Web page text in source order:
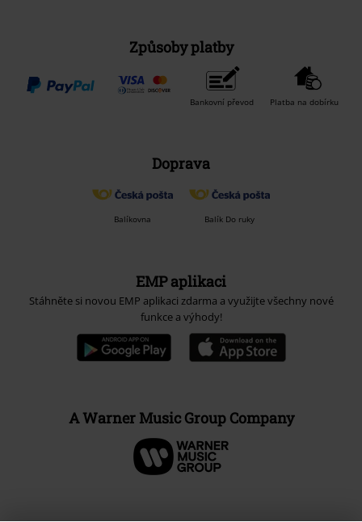
Způsoby platby
Bankovní převod Platba na dobírku
Doprava
Balíkovna Balík Do ruky
EMP aplikaci
Stáhněte si novou EMP aplikaci zdarma a využijte všechny nové
funkce a výhody!
A Warner Music Group Company